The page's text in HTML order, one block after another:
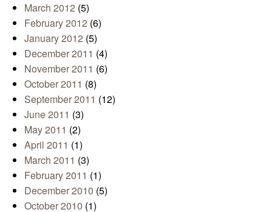
March 2012 (5)
February 2012 (6)
January 2012 (5)
December 2011 (4)
November 2011 (6)
October 2011 (8)
September 2011 (12)
June 2011 (3)
May 2011 (2)
April 2011 (1)
March 2011 (3)
February 2011 (1)
December 2010 (5)
October 2010 (1)